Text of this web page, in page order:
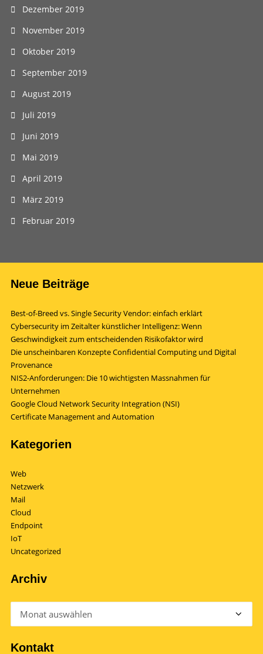
Dezember 2019
November 2019
Oktober 2019
September 2019
August 2019
Juli 2019
Juni 2019
Mai 2019
April 2019
März 2019
Februar 2019
Neue Beiträge
Best-of-Breed vs. Single Security Vendor: einfach erklärt
Cybersecurity im Zeitalter künstlicher Intelligenz: Wenn
Geschwindigkeit zum entscheidenden Risikofaktor wird
Die unscheinbaren Konzepte Confidential Computing und Digital
Provenance
NIS2-Anforderungen: Die 10 wichtigsten Massnahmen für
Unternehmen
Google Cloud Network Security Integration (NSI)
Certificate Management and Automation
Kategorien
Web
Netzwerk
Mail
Cloud
Endpoint
IoT
Uncategorized
Archiv
Kontakt